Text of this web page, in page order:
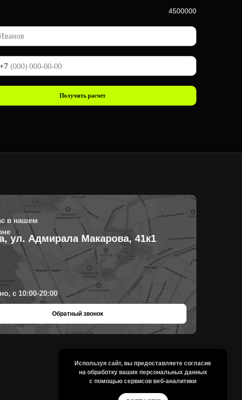
4500000
+7
Получить расчет
ул. Адмирала Макарова, 41к1
с 10:00-20:00
в нашем
Обратный звонок
Используя сайт, вы предоставляете согласие
на обработку ваших персональныхданных
с помощью сервисов веб-аналитики